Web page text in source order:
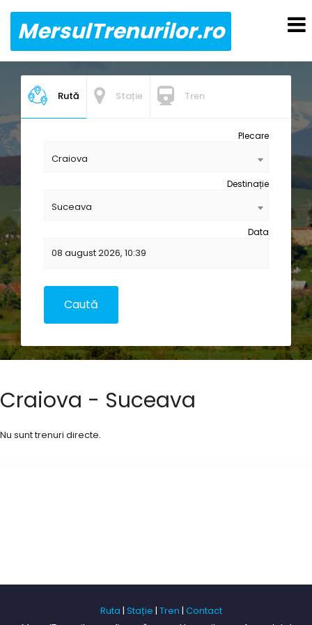
MersulTrenurilor.ro
Rută Stație Tren
Plecare
Craiova
Destinație
Suceava
Data
Craiova - Suceava
Nu sunt trenuri directe.
Ruta | Stație | Tren | Contact